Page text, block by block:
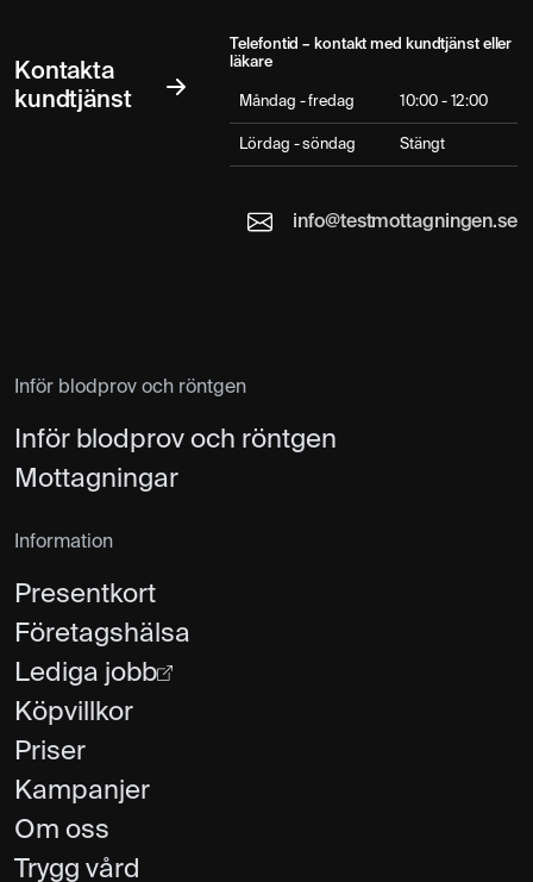
Kontakta
kundtjänst
Telefontid – kontakt med kundtjänst eller
läkare
Måndag - fredag 10:00 - 12:00
Lördag - söndag Stängt
info@testmottagningen.se
Inför blodprov och röntgen
Inför blodprov och röntgen
Mottagningar
Information
Presentkort
Företagshälsa
Lediga jobb
Köpvillkor
Priser
Kampanjer
Om oss
Trygg vård